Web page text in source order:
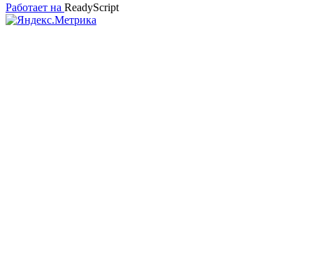
Работает на ReadyScript